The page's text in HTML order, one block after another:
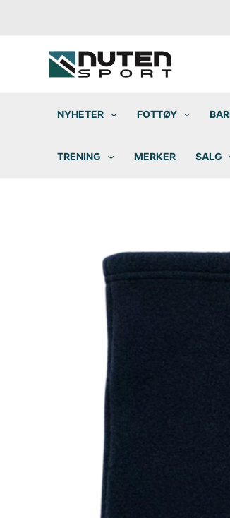
NYHETER FOTTØY
TRENING MERKER SALG